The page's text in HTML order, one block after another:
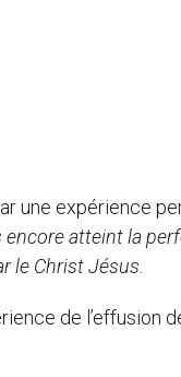
une expérience
encore atteint la
le Christ Jésus.
de